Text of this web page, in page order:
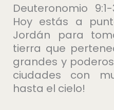
Deuteronomio
Hoy estás a
Jordán para
tierra que
grandes y
ciudades con
hasta el cielo!